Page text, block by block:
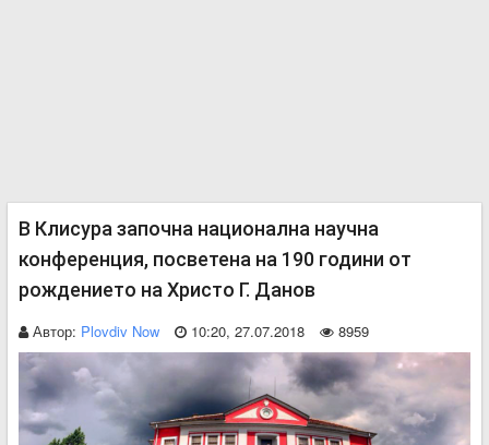
В Клисура започна национална научна
конференция, посветена на 190 години от
рождението на Христо Г. Данов
Автор: Plovdiv Now 10:20, 27.07.2018 8959